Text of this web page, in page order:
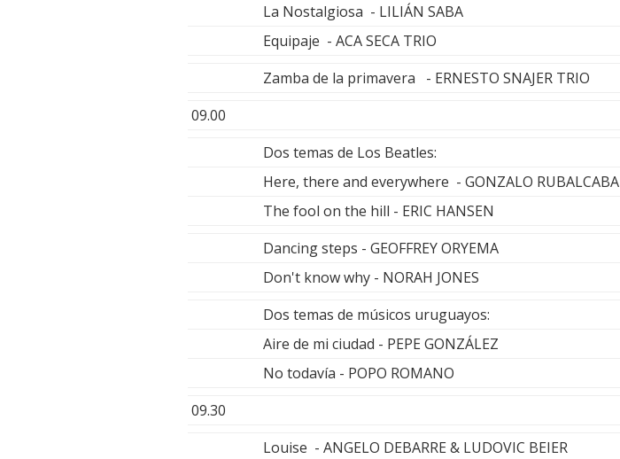
La Nostalgiosa - LILIÁN SABA
Equipaje - ACA SECA TRIO
Zamba de la primavera - ERNESTO SNAJER TRIO
09.00
Dos temas de Los Beatles:
Here, there and everywhere - GONZALO RUBALCABA
The fool on the hill - ERIC HANSEN
Dancing steps - GEOFFREY ORYEMA
Don't know why - NORAH JONES
Dos temas de músicos uruguayos:
Aire de mi ciudad - PEPE GONZÁLEZ
No todavía - POPO ROMANO
09.30
Louise - ANGELO DEBARRE & LUDOVIC BEIER